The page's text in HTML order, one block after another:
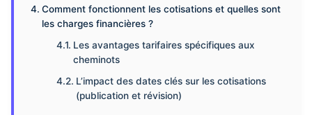
Comment fonctionnent les cotisations et quelles sont
les charges financières ?
Les avantages tarifaires spécifiques aux
cheminots
L’impact des dates clés sur les cotisations
(publication et révision)